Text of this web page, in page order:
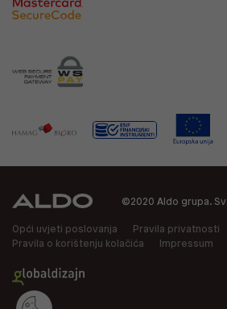
©2020 Aldo grupa.
Opći uvjeti poslovanja
Pravila privatnosti
Pravila o korištenju kolačića
Impressum